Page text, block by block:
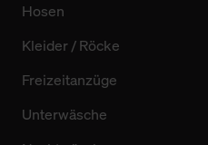
Hosen
Kleider / Röcke
Freizeitanzüge
Unterwäsche